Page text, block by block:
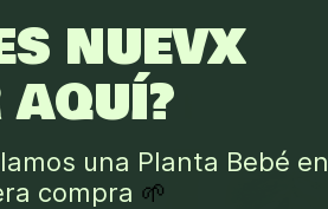
NUEVX
AQUÍ?
una Planta Bebé en
compra 🌱